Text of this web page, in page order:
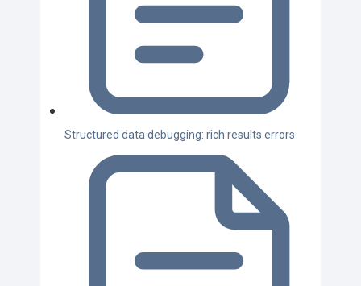
Structured data debugging: rich results errors